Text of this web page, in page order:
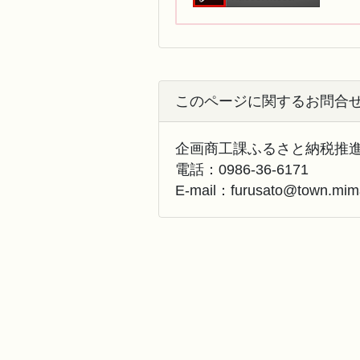
このページに関するお問合
企画商工課ふるさと納税推
電話： 0986-36-6171
E-mail：